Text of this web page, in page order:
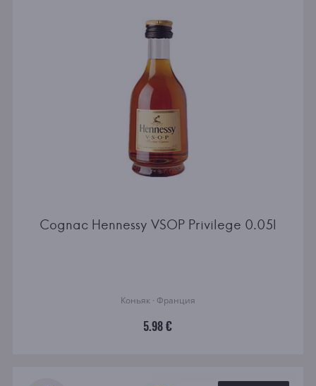
Cognac Hennessy VSOP Privilege 0.05l
Коньяк · Франция
5.98 €